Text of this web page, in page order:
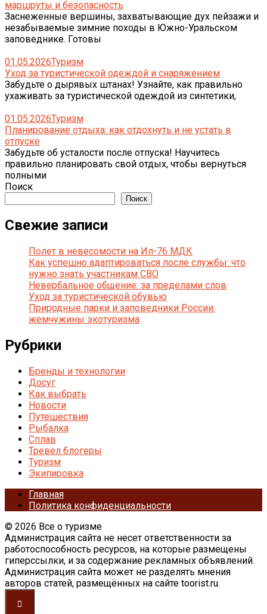
маршруты и безопасность
Заснеженные вершины, захватывающие дух пейзажи и
незабываемые зимние походы в Южно-Уральском
заповеднике. Готовы
01.05.2026Туризм
Уход за туристической одеждой и снаряжением
Забудьте о дырявых штанах! Узнайте, как правильно
ухаживать за туристической одеждой из синтетики,
01.05.2026Туризм
Планирование отдыха: как отдохнуть и не устать в
отпуске
Забудьте об усталости после отпуска! Научитесь
правильно планировать свой отдых, чтобы вернуться
полными
Поиск
Поиск
Свежие записи
Полет в невесомости на Ил-76 МДК
Как успешно адаптироваться после службы: что
нужно знать участникам СВО
Невербальное общение: за пределами слов
Уход за туристической обувью
Природные парки и заповедники России:
жемчужины экотуризма
Рубрики
Бренды и технологии
Досуг
Как выбрать
Новости
Путешествия
Рыбалка
Сплав
Тревел блогеры
Туризм
Экипировка
Главная
Политика конфиденциальности
© 2026 Все о туризме
Администрация сайта не несет ответственности за
работоспособность ресурсов, на которые размещены
гиперссылки, и за содержание рекламных объявлений.
Администрация сайта может не разделять мнения
авторов статей, размещённых на сайте toorist.ru.